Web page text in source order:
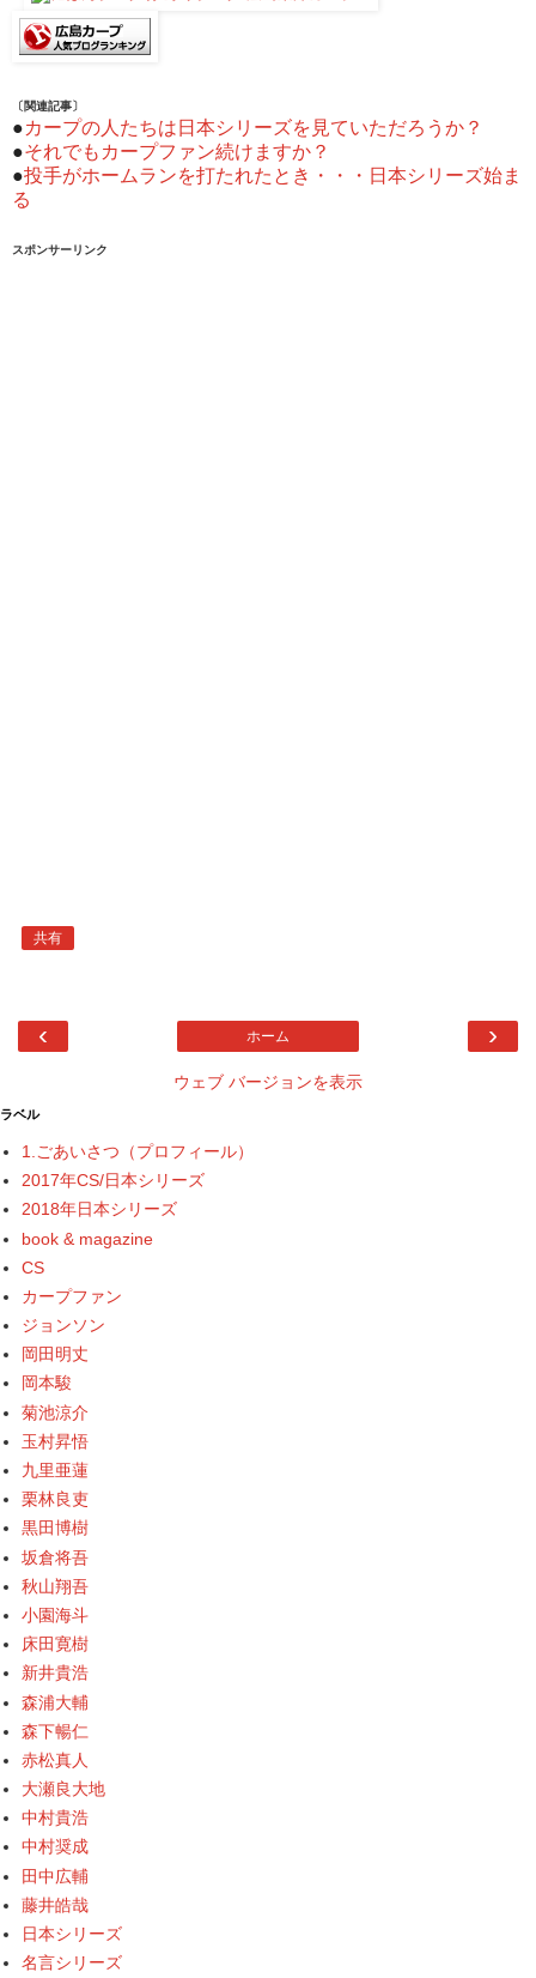
〔関連記事〕
●カープの人たちは日本シリーズを見ていただろうか？
●それでもカープファン続けますか？
●投手がホームランを打たれたとき・・・日本シリーズ始ま
る
スポンサーリンク
共有
‹ ›
ホーム
ウェブ バージョンを表示
ラベル
1.ごあいさつ（プロフィール）
2017年CS/日本シリーズ
2018年日本シリーズ
book & magazine
CS
カープファン
ジョンソン
岡田明丈
岡本駿
菊池涼介
玉村昇悟
九里亜蓮
栗林良吏
黒田博樹
坂倉将吾
秋山翔吾
小園海斗
床田寛樹
新井貴浩
森浦大輔
森下暢仁
赤松真人
大瀬良大地
中村貴浩
中村奨成
田中広輔
藤井皓哉
日本シリーズ
名言シリーズ